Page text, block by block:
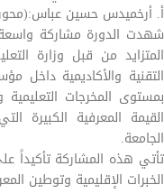
أ. أرخميدس حسين عباس:(محور
شهدت الدورة مشاركة
المتزايد من قبل وزارة
التقنية والأكاديمية داخل
بمستوى المخرجات
القيمة المعرفية الكبيرة
الجامعة.
تأتي هذه المشاركة تأكيداً
الخبرات الإقليمية وتوطين